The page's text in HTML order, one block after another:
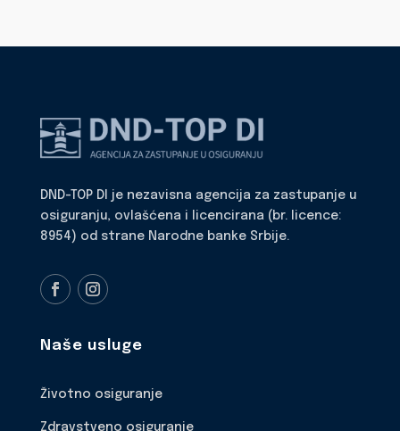
DND-TOP DI je nezavisna agencija za zastupanje u
osiguranju, ovlašćena i licencirana (br. licence:
8954) od strane Narodne banke Srbije.
Naše usluge
Životno osiguranje
Zdravstveno osiguranje